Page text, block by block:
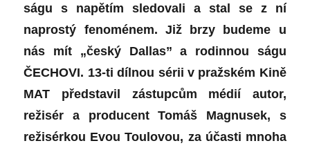
ságu s napětím sledovali a stal se z ní
naprostý fenoménem. Již brzy budeme u
nás mít „český Dallas” a rodinnou ságu
ČECHOVI. 13-ti dílnou sérii v pražském Kině
MAT představil zástupcům médií autor,
režisér a producent Tomáš Magnusek, s
režisérkou Evou Toulovou, za účasti mnoha